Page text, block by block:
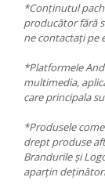
*Conținutul
producător fără
ne contactați pe
*Platformele
multimedia,
care principala
*Produsele
drept produse
Brandurile și
aparțin